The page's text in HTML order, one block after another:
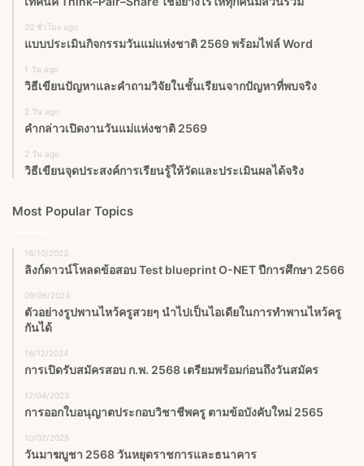
20 ชั่วโมง ago
แบบประเมินกิจกรรมวันแม่แห่งชาติ 2569 พร้อมไฟล์ Word
1 วัน ago
วิธีเขียนปัญหาและคำถามวิจัยในชั้นเรียนจากปัญหาที่พบจริง
2 วัน ago
คำกล่าวเปิดงานวันแม่แห่งชาติ 2569
2 วัน ago
วิธีเขียนจุดประสงค์การเรียนรู้ให้วัดและประเมินผลได้จริง
Most Popular Topics
16/10/2023
ลิงก์ดาวน์โหลดข้อสอบ Test blueprint O-NET ปีการศึกษา 2566
09/06/2024
ตัวอย่างรูปพานไหว้ครูสวยๆ นำไปเป็นไอเดียในการทำพานไหว้ครู
กันได้
16/12/2024
การเปิดรับสมัครสอบ ก.พ. 2568 เตรียมพร้อมก่อนถึงวันสมัคร
12/04/2023
การออกใบอนุญาตประกอบวิชาชีพครู ตามข้อบังคับใหม่ 2565
10/02/2025
วันมาฆบูชา 2568 วันหยุดราชการและธนาคาร